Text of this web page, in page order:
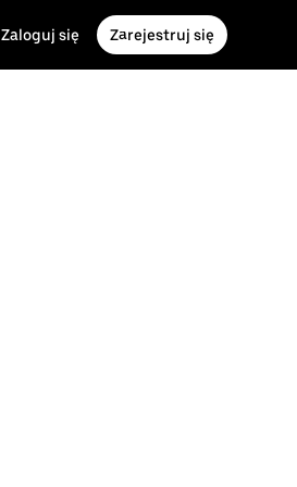
Zaloguj się Zarejestruj się